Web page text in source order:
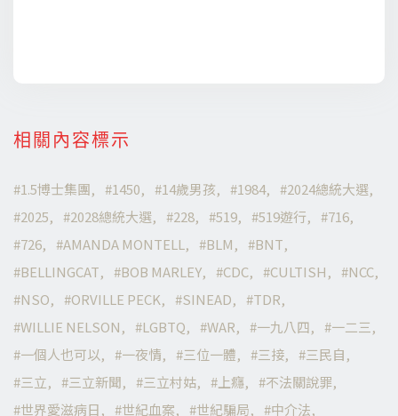
相關內容標示
1.5博士集團 1450 14歲男孩 1984
2024總統大選
2025
2028總統大選 228 519 519遊行
716
726
AMANDA MONTELL BLM
BNT
BELLINGCAT
BOB MARLEY CDC CULTISH
NCC
NSO
ORVILLE PECK SINEAD
TDR
WILLIE NELSON
LGBTQ WAR 一九八四
一二三
一個人也可以
一夜情 三位一體 三接
三民自
三立
三立新聞 三立村姑 上癮
不法關說罪
世界愛滋病日
世紀血案 世紀騙局 中介法